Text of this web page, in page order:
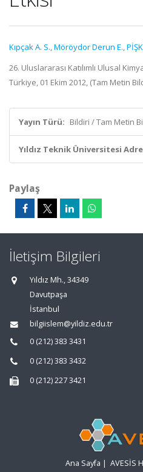
Kıpçak A. S.,Möröydor Derun E.,
26. Uluslararası Katılımlı Ulusal
Türkiye, 01 Ekim 2012, (Tam Metin
Yayın Türü: Bildiri / Tam Metin
Yıldız Teknik Üniversitesi
Paylaş
İletişim Bilgileri
Yıldız Mh., 34349
Davutpaşa
İstanbul
bilgiislem@yildiz.edu.tr
0 (212) 383 3431
0 (212) 383 3432
0 (212) 227 3421
Ana Sayfa | AVESİS